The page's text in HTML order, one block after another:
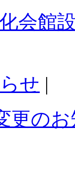
会館
せ |
更の